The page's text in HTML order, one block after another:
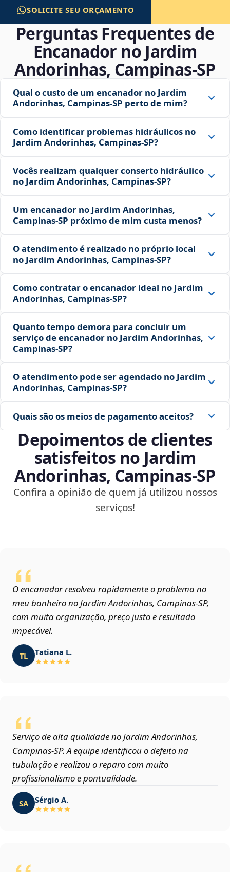
SOLICITE SEU ORÇAMENTO
Perguntas Frequentes de
Encanador no Jardim
Andorinhas, Campinas‑SP
Qual o custo de um encanador no Jardim
Andorinhas, Campinas‑SP perto de mim?
Como identificar problemas hidráulicos no
Jardim Andorinhas, Campinas‑SP?
Vocês realizam qualquer conserto hidráulico
no Jardim Andorinhas, Campinas‑SP?
Um encanador no Jardim Andorinhas,
Campinas‑SP próximo de mim custa menos?
O atendimento é realizado no próprio local
no Jardim Andorinhas, Campinas‑SP?
Como contratar o encanador ideal no Jardim
Andorinhas, Campinas‑SP?
Quanto tempo demora para concluir um
serviço de encanador no Jardim Andorinhas,
Campinas‑SP?
O atendimento pode ser agendado no Jardim
Andorinhas, Campinas‑SP?
Quais são os meios de pagamento aceitos?
Depoimentos de clientes
satisfeitos no Jardim
Andorinhas, Campinas‑SP
Confira a opinião de quem já utilizou nossos
serviços!
O encanador resolveu rapidamente o problema no
meu banheiro no Jardim Andorinhas, Campinas‑SP,
com muita organização, preço justo e resultado
impecável.
TL Tatiana L.
Serviço de alta qualidade no Jardim Andorinhas,
Campinas‑SP. A equipe identificou o defeito na
tubulação e realizou o reparo com muito
profissionalismo e pontualidade.
SA Sérgio A.